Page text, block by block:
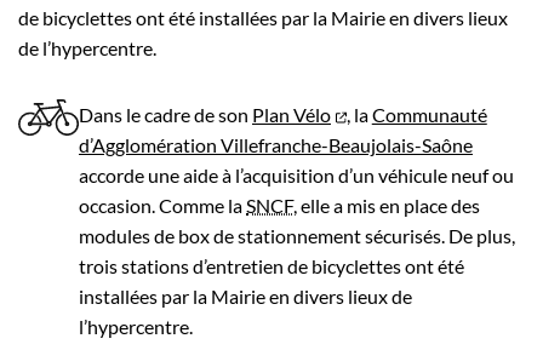
de bicyclettes ont été installées par la Mairie en divers lieux
de l’hypercentre.
Dans le cadre de son Plan Vélo , laCommunauté
d’Agglomération Villefranche-Beaujolais-Saône
accorde une aide à l’acquisition d’un véhicule neuf ou
occasion. Comme laSNCF, elle a mis en place des
modules de box de stationnement sécurisés. De plus,
trois stations d’entretien de bicyclettes ont été
installées par la Mairie en divers lieux de
l’hypercentre.